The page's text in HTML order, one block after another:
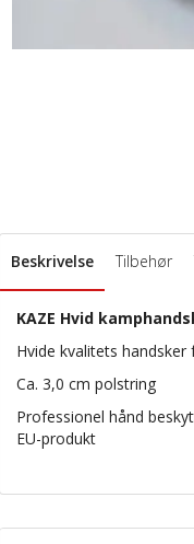
Beskrivelse Tilbehør
KAZE Hvid
Hvide kvalitets
Ca. 3,0 cm polstring
Professionel hånd
EU-produkt